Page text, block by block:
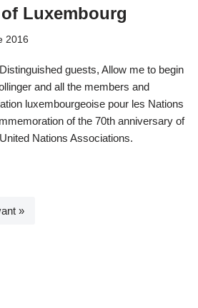
Luxembourg
2016
guests, Allow me to begin
and all the members and
luxembourgeoise pour les Nations
of the 70th anniversary of
Nations Associations.
»